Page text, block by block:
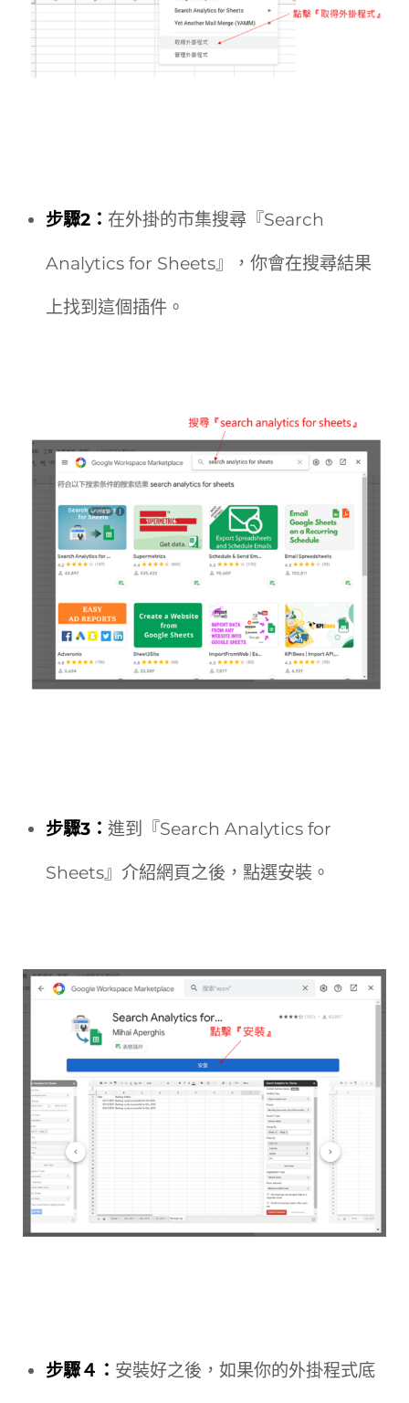
步驟2： 在外掛的市集搜尋『Search
Analytics for Sheets』，你會在搜尋結果
上找到這個插件。
步驟3： 進到『Search Analytics for
Sheets』介紹網頁之後，點選安裝。
步驟４： 安裝好之後，如果你的外掛程式底